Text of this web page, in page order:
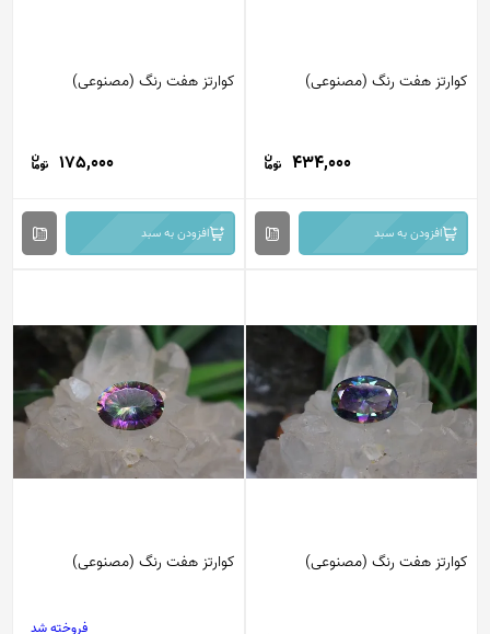
کوارتز هفت رنگ (مصنوعی)
434,000
افزودن به سبد
کوارتز هفت رنگ (مصنوعی)
175,000
افزودن به سبد
کوارتز هفت رنگ (مصنوعی) کوارتز هفت رنگ (مصنوعی)
فروخته شد